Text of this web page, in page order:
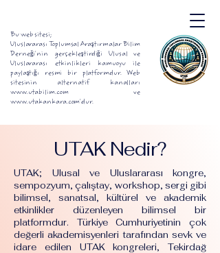
Bu web sitesi;
Uluslararası Toplumsal Araştırmalar Bilim
Derneği'nin gerçekleştirdiği Ulusal ve
Uluslararası etkinlikleri kamuoyu ile
paylaştığı resmi bir platformdur. Web
sitesinin alternatif kanalları
www.utabilim.com ve
www.utakankara.com'dur.
UTAK Nedir?
UTAK; Ulusal ve Uluslararası kongre,
sempozyum, çalıştay, workshop, sergi gibi
bilimsel, sanatsal, kültürel ve akademik
etkinlikler düzenleyen bilimsel bir
platformdur. Türkiye Cumhuriyetinin çok
değerli akademisyenleri tarafından sevk ve
idare edilen UTAK kongreleri, Tekirdağ